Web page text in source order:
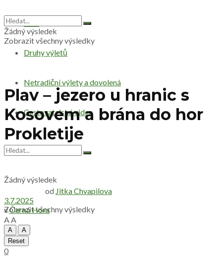
Svět
Druhy výletů
Netradiční výlety a dovolená
Cestovatelská videa
Žádný výsledek
Zobrazit všechny výsledky
Žádný výsledek
Zobrazit všechny výsledky
Plav – jezero u hranic s
Kosovem a brána do hor
Prokletije
od Jitka Chvapilova
3.7.2025
vČerná Hora
AA
A
A
Reset
0